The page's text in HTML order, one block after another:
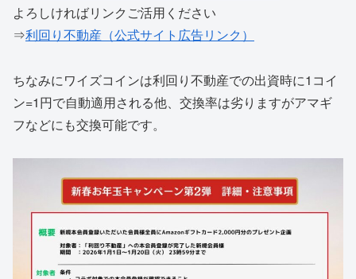
よろしければリンクご活用ください
⇒利回り不動産（公式サイト広告リンク）
ちなみにワイズコインは利回り不動産での出資時に1コイ
ン=1円で自動適用される他、交換率は劣りますがアマギ
フなどにも交換可能です。